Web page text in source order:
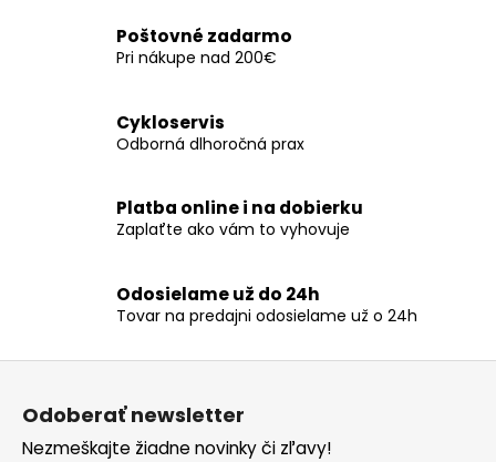
r
v
ý
i
s
Poštovné zadarmo
Pri nákupe nad 200€
Cykloservis
Odborná dlhoročná prax
Platba online i na dobierku
Zaplaťte ako vám to vyhovuje
Odosielame už do 24h
Tovar na predajni odosielame už o 24h
Odoberať newsletter
Nezmeškajte žiadne novinky či zľavy!